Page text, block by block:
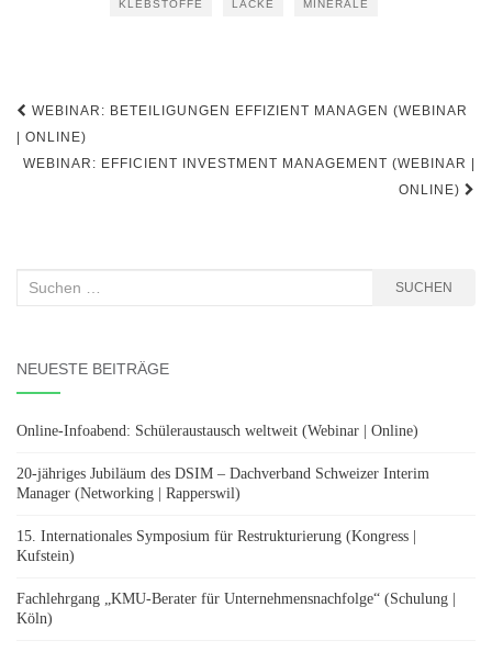
KLEBSTOFFE LACKE MINERALE
Beitragsnavigation
WEBINAR: BETEILIGUNGEN EFFIZIENT MANAGEN (WEBINAR
| ONLINE)
WEBINAR: EFFICIENT INVESTMENT MANAGEMENT (WEBINAR |
ONLINE)
Suchen
SUCHEN
NEUESTE BEITRÄGE
Online-Infoabend: Schüleraustausch weltweit (Webinar | Online)
20-jähriges Jubiläum des DSIM – Dachverband Schweizer Interim
Manager (Networking | Rapperswil)
15. Internationales Symposium für Restrukturierung (Kongress |
Kufstein)
Fachlehrgang „KMU-Berater für Unternehmensnachfolge“ (Schulung |
Köln)